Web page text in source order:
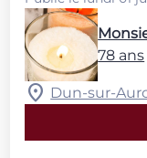
78 ans
Dun-sur-